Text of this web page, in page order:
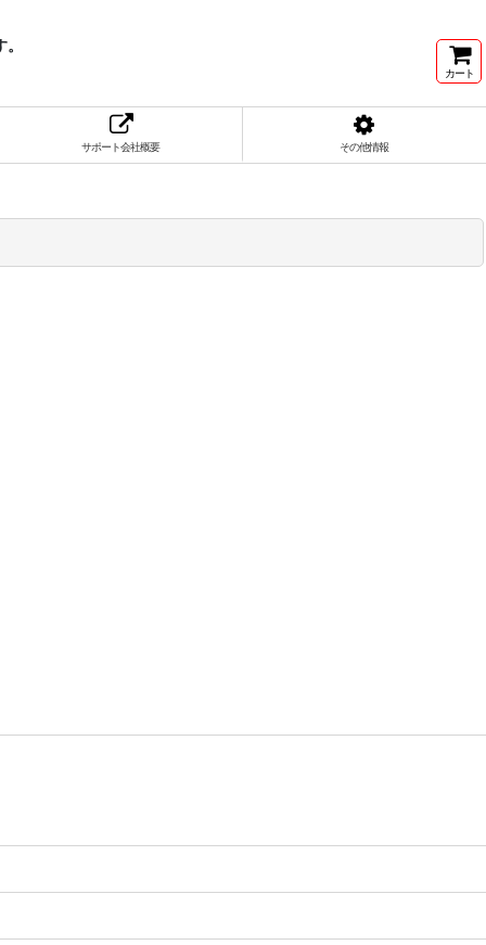
カート
サポート会社概要 その他情報